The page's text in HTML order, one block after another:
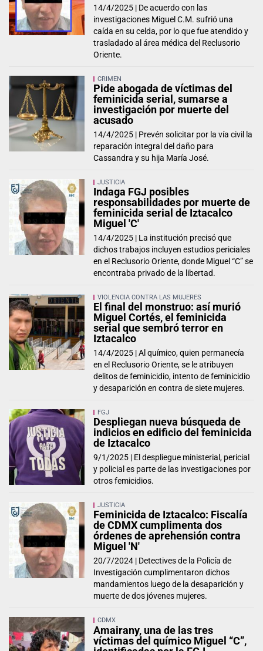
14/4/2025 | De acuerdo con las
investigaciones Miguel C.M. sufrió una
caída en su celda, por lo que fue atendido y
trasladado al área médica del Reclusorio
Oriente.
CRIMEN
Pide abogada de víctimas del
feminicida serial, sumarse a
investigación por muerte del
acusado
14/4/2025 | Prevén solicitar por la vía civil la
reparación integral del daño para
Cassandra y su hija María José.
JUSTICIA
Indaga FGJ posibles
responsabilidades por muerte de
feminicida serial de Iztacalco
Miguel 'C'
14/4/2025 | La institución precisó que
dichos trabajos incluyen estudios periciales
en el Reclusorio Oriente, donde Miguel “C” se
encontraba privado de la libertad.
VIOLENCIA CONTRA LAS MUJERES
El final del monstruo: así murió
Miguel Cortés, el feminicida
serial que sembró terror en
Iztacalco
14/4/2025 |Al químico, quien permanecía
en el Reclusorio Oriente, se le atribuyen
delitos de feminicidio, intento de feminicidio
y desaparición en contra de siete mujeres.
FGJ
Despliegan nueva búsqueda de
indicios en edificio del feminicida
de Iztacalco
9/1/2025 | El despliegue ministerial, pericial
y policial es parte de las investigaciones por
otros femicidios.
JUSTICIA
Feminicida de Iztacalco: Fiscalía
de CDMX cumplimenta dos
órdenes de aprehensión contra
Miguel 'N'
20/7/2024 | Detectives de la Policía de
Investigación cumplimentaron dichos
mandamientos luego de la desaparición y
muerte de dos jóvenes mujeres.
CDMX
Amairany, una de las tres
víctimas del químico Miguel “C”,